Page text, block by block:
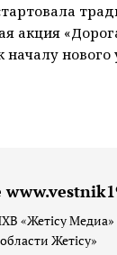
акция
нового
«Жетісу Медиа»
Жетісу»